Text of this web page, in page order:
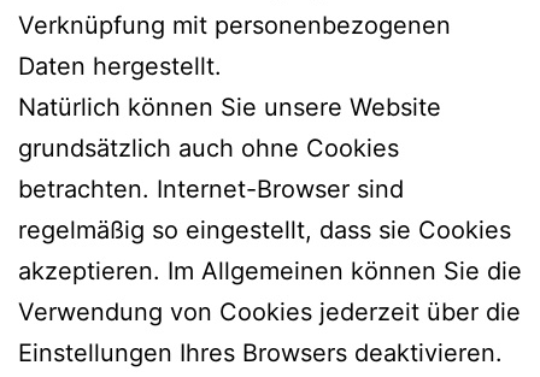
Verknüpfung mit personenbezogenen
Daten hergestellt.
Natürlich können Sie unsere Website
grundsätzlich auch ohne Cookies
betrachten. Internet-Browser sind
regelmäßig so eingestellt, dass sie Cookies
akzeptieren. Im Allgemeinen können Sie die
Verwendung von Cookies jederzeit über die
Einstellungen Ihres Browsers deaktivieren.